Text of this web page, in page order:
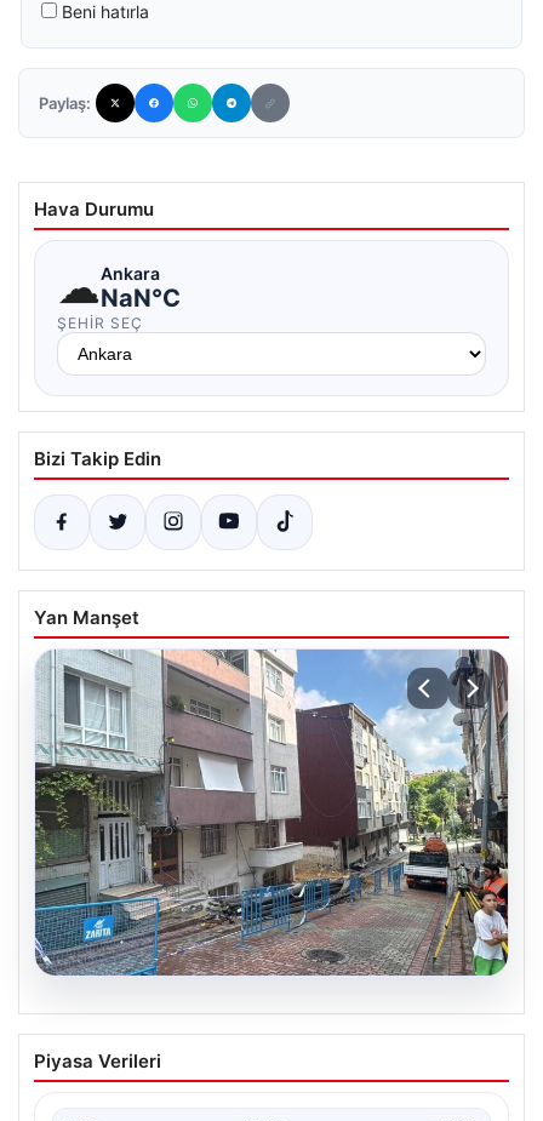
Beni hatırla
Paylaş:
Hava Durumu
☁Ankara
NaN°C
ŞEHIR SEÇ
Bizi Takip Edin
Yan Manşet
Temel kazısı etrafındaki binalara zarar
verdi. 4 bina boşaltıldı
Piyasa Verileri